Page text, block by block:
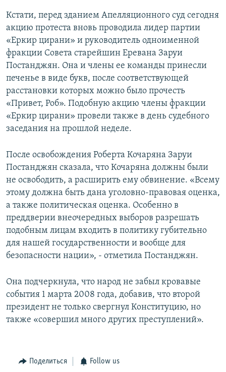
Кстати, перед зданием Апелляционного суд сегодня
акцию протеста вновь проводила лидер партии
«Еркир цирани» и руководитель одноименной
фракции Совета старейшин Еревана Заруи
Постанджян. Она и члены ее команды принесли
печенье в виде букв, после соответствующей
расстановки которых можно было прочесть
«Привет, Роб». Подобную акцию члены фракции
«Еркир цирани» провели также в день судебного
заседания на прошлой неделе.
После освобождения Роберта Кочаряна Заруи
Постанджян сказала, что Кочаряна должны были
не освободить, а расширить ему обвинение. «Всему
этому должна быть дана уголовно-правовая оценка,
а также политическая оценка. Особенно в
преддверии внеочередных выборов разрешать
подобным лицам входить в политику губительно
для нашей государственности и вообще для
безопасности нации», - отметила Постанджян.
Она подчеркнула, что народ не забыл кровавые
события 1 марта 2008 года, добавив, что второй
президент не только свергнул Конституцию, но
также «совершил много других преступлений».
Поделиться Follow us